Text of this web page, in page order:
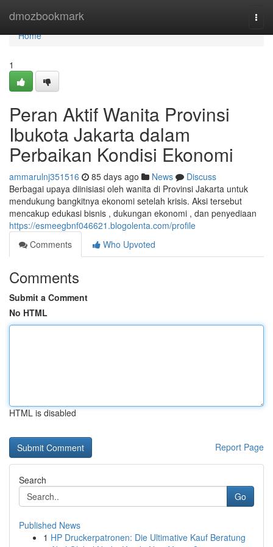
dmozbookmark
Home
Home
1
Peran Aktif Wanita Provinsi
Ibukota Jakarta dalam
Perbaikan Kondisi Ekonomi
ammarulnj351516 85 days ago News
Discuss
Berbagai upaya diinisiasi oleh wanita di Provinsi Jakarta untuk
mendukung bangkitnya ekonomi setelah krisis. Aksi tersebut
mencakup edukasi bisnis , dukungan ekonomi , dan penyediaan
https://esmeegbnf046621.blogolenta.com/profile
Comments
Who Upvoted
Comments
Submit a Comment
No HTML
HTML is disabled
Report Page
Search
Go
Published News
1 HP Druckerpatronen: Die Ultimative Kauf Beratung